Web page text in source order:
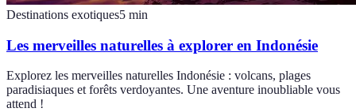
Destinations exotiques5 min
Les merveilles naturelles à explorer en Indonésie
Explorez les merveilles naturelles Indonésie : volcans, plages
paradisiaques et forêts verdoyantes. Une aventure inoubliable vous
attend !